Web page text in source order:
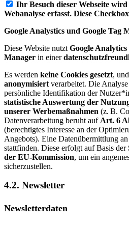
Ihr Besuch dieser Webseite
Webanalyse erfasst. Diese
Google Analystics und Google Tag
Diese Website nutzt Google Analytics
Manager in einer
Es werden keine Cookies gesetzt, und
anonymisiert verarbeitet. Die
persönliche Identifikation der
statistische Auswertung der
unserer Werbemaßnahmen (z. B.
Datenverarbeitung beruht auf Art. 6
(berechtigtes Interesse an der
Angebots). Eine Datenübermittlung an
stattfinden. Diese erfolgt auf Basis der
der EU-Kommission, um ein
sicherzustellen.
4.2. Newsletter
Newsletter­daten